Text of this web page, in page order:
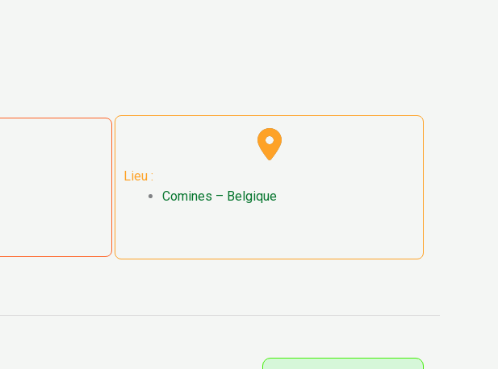
Lieu :
Comines – Belgique